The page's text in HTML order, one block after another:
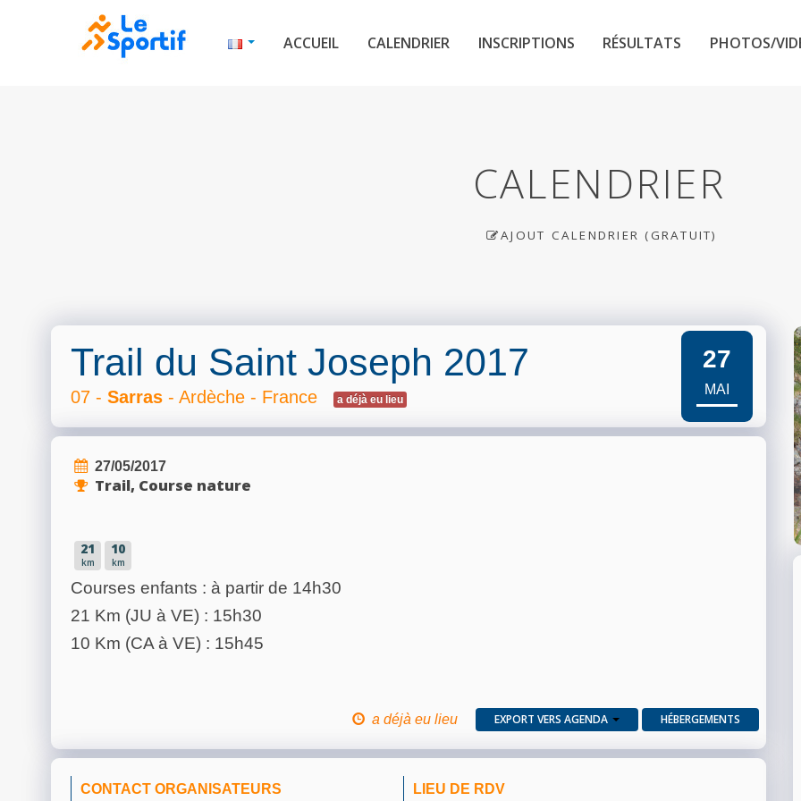
ACCUEIL CALENDRIER INSCRIPTIONS RÉSULTATS PHOTOS/
CALENDRIER
AJOUT CALENDRIER (GRATUIT)
Trail du Saint Joseph 2017
07 - Sarras - Ardèche - France a déjà eu lieu
27
MAI
27/05/2017
Trail, Course nature
21
km
10
km
Courses enfants : à partir de 14h30
21 Km (JU à VE) : 15h30
10 Km (CA à VE) : 15h45
a déjà eu lieu EXPORT VERS AGENDA HÉBERGEMENTS
CONTACT ORGANISATEURS LIEU DE RDV